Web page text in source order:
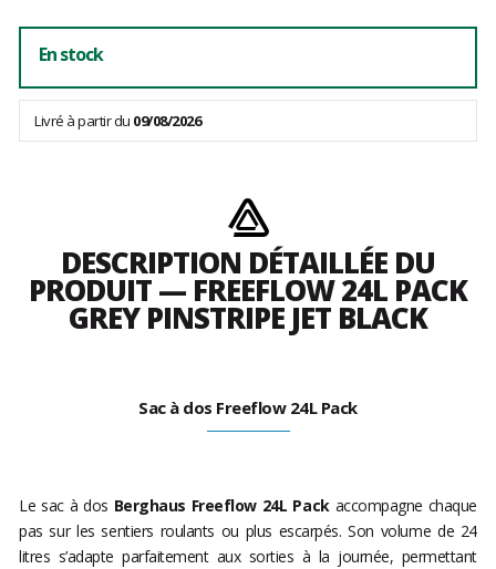
En stock
Livré à partir du 09/08/2026
DESCRIPTION DÉTAILLÉE DU
PRODUIT — FREEFLOW 24L PACK
GREY PINSTRIPE JET BLACK
Sac à dos Freeflow 24L Pack
Le sac à dos Berghaus Freeflow 24L Packaccompagne chaque
pas sur les sentiers roulants ou plus escarpés. Son volume de 24
litres s’adapte parfaitement aux sorties à la journée, permettant